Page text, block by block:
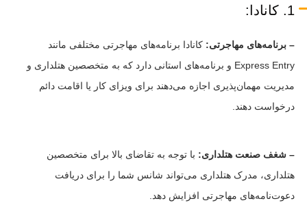
1. کانادا:
– برنامه‌های مهاجرتی: کانادا برنامه‌های مهاجرتی مختلفی مانند
Express Entry و برنامه‌های استانی دارد که به متخصصین هتلداری و
مدیریت مهمان‌پذیری اجازه می‌دهند برای ویزای کار یا اقامت دائم
درخواست دهند.
– شغف صنعت هتلداری: با توجه به تقاضای بالا برای متخصصین
هتلداری، مدرک هتلداری می‌تواند شانس شما را برای دریافت
دعوت‌نامه‌های مهاجرتی افزایش دهد.